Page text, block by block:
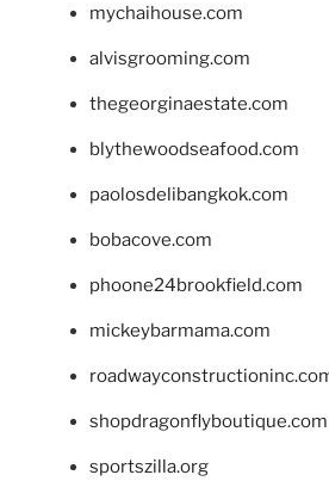
mychaihouse.com
alvisgrooming.com
thegeorginaestate.com
blythewoodseafood.com
paolosdelibangkok.com
bobacove.com
phoone24brookfield.com
mickeybarmama.com
shopdragonflyboutique.com
sportszilla.org